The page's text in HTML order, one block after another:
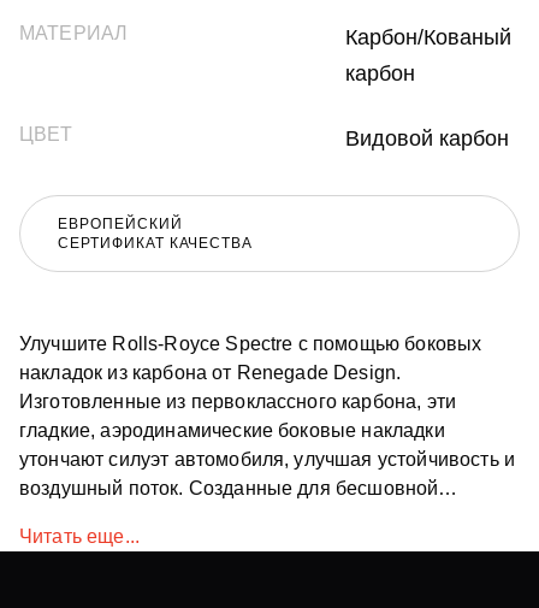
МАТЕРИАЛ
Карбон/Кованый
карбон
ЦВЕТ Видовой карбон
ЕВРОПЕЙСКИЙ
СЕРТИФИКАТ КАЧЕСТВА
Улучшите Rolls-Royce Spectre с помощью боковых
накладок из карбона от Renegade Design.
Изготовленные из первоклассного карбона, эти
гладкие, аэродинамические боковые накладки
утончают силуэт автомобиля, улучшая устойчивость и
воздушный поток. Созданные для бесшовной
роскошь Rolls-Royce, добавляя при этом более
Читать еще...